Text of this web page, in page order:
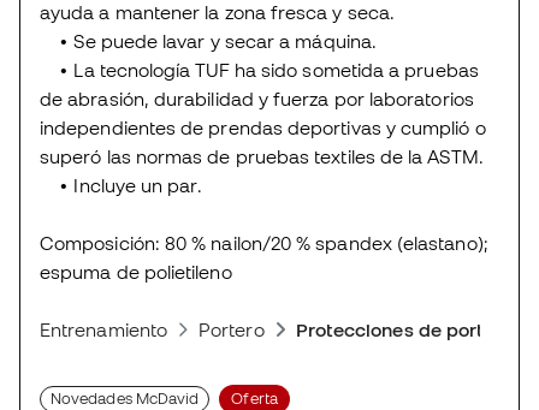
ayuda a mantener la zona fresca y seca.
• Se puede lavar y secar a máquina.
• La tecnología TUF ha sido sometida a pruebas
de abrasión, durabilidad y fuerza por laboratorios
independientes de prendas deportivas y cumplió o
superó las normas de pruebas textiles de la ASTM.
• Incluye un par.
Composición: 80 % nailon/20 % spandex (elastano);
espuma de polietileno
Entrenamiento Portero Protecciones de portero
Novedades McDavid Oferta